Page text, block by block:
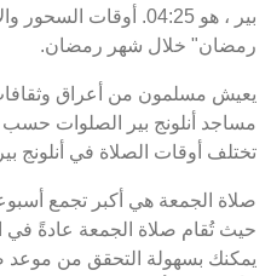
بير ، هو 04:25. أوقات
رمضان" خلال شهر رمضان.
يعيش مسلمون من أعراق
مساجد أنلونج بير الصلوات حسب
تختلف أوقات الصلاة في أنلونج
صلاة الجمعة هي أكبر تجمع
حيث تُقام صلاة الجمعة عادةً في
يمكنك بسهولة التحقق من موعد